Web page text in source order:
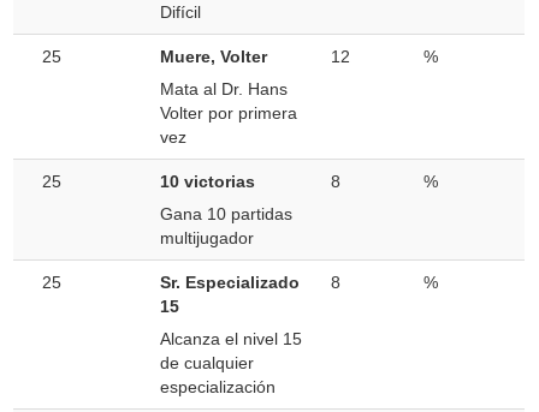
Difícil
25
Muere, Volter
Mata al Dr. Hans
Volter por primera
vez
12 %
25
10 victorias
Gana 10 partidas
multijugador
8 %
25
Sr. Especializado
15
Alcanza el nivel 15
de cualquier
especialización
8 %